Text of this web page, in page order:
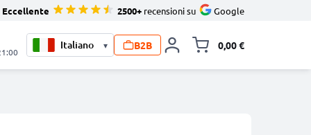
Eccellente 2500+ recensioni su Google
▾ B2B 0,00 €